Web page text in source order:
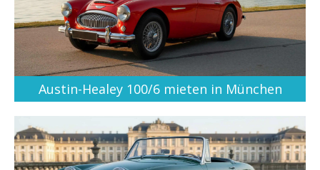
Austin-Healey 100/6 mieten in München